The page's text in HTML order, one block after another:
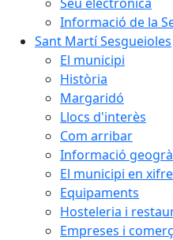
Informació de la
Sant Martí Sesgueioles
El municipi
Història
Margaridó
Llocs d'interès
Com arribar
Informació
El municipi en
Equipaments
Hosteleria i
Empreses i